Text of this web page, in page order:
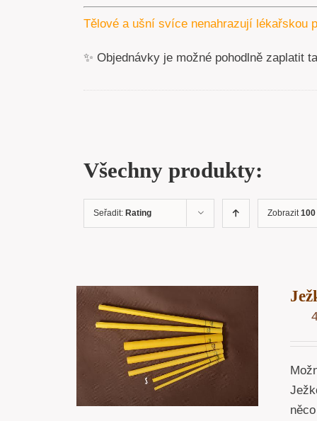
Tělové a ušní svíce nenahrazují lékařskou
✨ Objednávky je možné pohodlně zaplatit
Všechny produkty:
Seřadit: Rating Zobrazit